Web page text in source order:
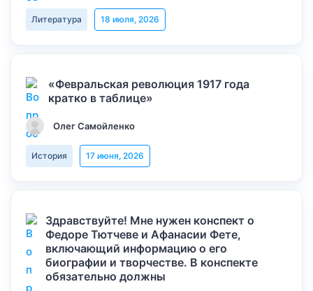
Литература 18 июля, 2026
«Февральская революция 1917 года
кратко в таблице»
Олег Самойленко
История 17 июня, 2026
Здравствуйте! Мне нужен конспект о
Федоре Тютчеве и Афанасии Фете,
включающий информацию о его
биографии и творчестве. В конспекте
обязательно должны